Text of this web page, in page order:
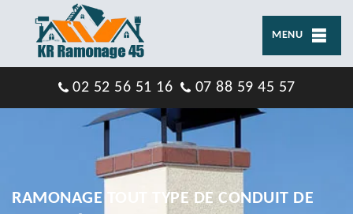
MENU
02 52 56 51 16 07 88 59 45 57
RAMONAGE TOUT TYPE DE CONDUIT DE